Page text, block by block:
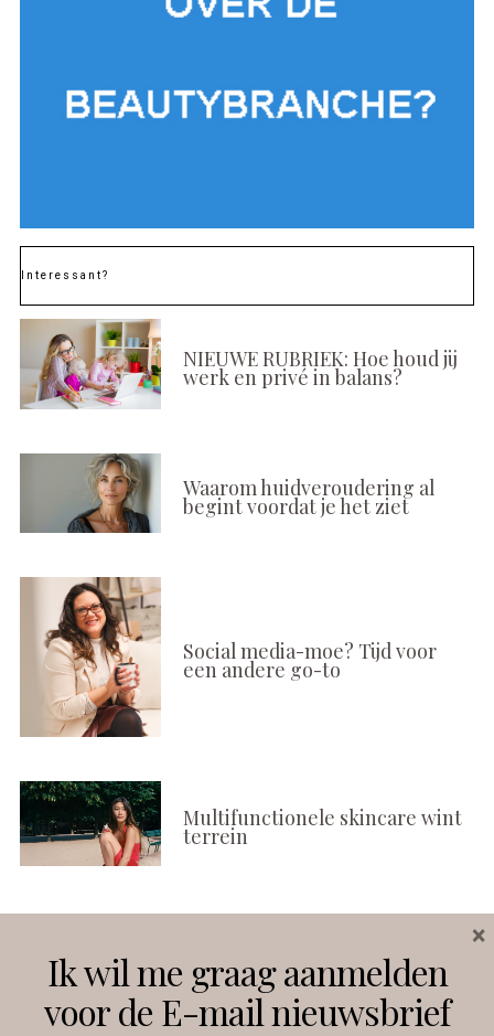
Interessant?
NIEUWE RUBRIEK: Hoe houd jij
werk en privé in balans?
Waarom huidveroudering al
begint voordat je het ziet
Social media-moe? Tijd voor
een andere go-to
Multifunctionele skincare wint
terrein
Instagram Facebook
Ik wil me graag aanmelden
voor de E-mail nieuwsbrief
×